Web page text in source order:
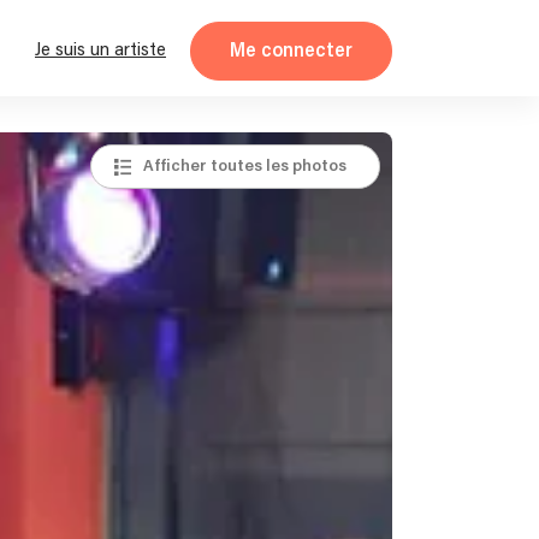
Je suis un artiste Me connecter
Afficher toutes les photos